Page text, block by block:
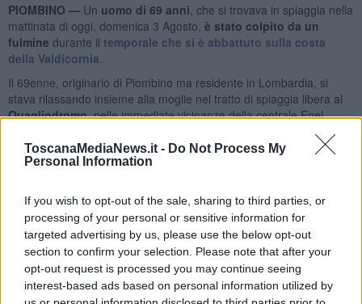
ToscanaMediaNews.it - Do Not Process My
Personal Information
If you wish to opt-out of the sale, sharing to third parties, or
processing of your personal or sensitive information for
targeted advertising by us, please use the below opt-out
section to confirm your selection. Please note that after your
opt-out request is processed you may continue seeing
interest-based ads based on personal information utilized by
PIOMBINO — Un uomo di 69 anni , che si trovava in spiaggia nella
mattinata di oggi, domenica 3 Agosto, è stato colpito da un
fulmine durante il temporale che si è abbattuto sulla costa
della Valdicornia
Il 69enne, originario di Piombino ma residente in Lombardia, si
stava rilassando insieme alla moglie nel tratto di spiaggia libera al
Quagliodromo, nelle immediate vicinanze della centrale Enel.
dove si trovava l'uomo, andato inarresto
cardiacoeimmediatamente soccorso dalla moglie.
Fortunatamente, dopo le manovre, l'uomo ha ricominciato a
respirare e il cuore ha ripreso a battere.
Sul posto si sono attivati subito i volontari dellaCroce Rossa
hanno allertato il 118. Il personale sanitario, dopo 30 minuti di